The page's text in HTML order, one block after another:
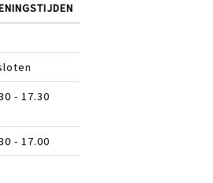
- 17.30
- 17.00